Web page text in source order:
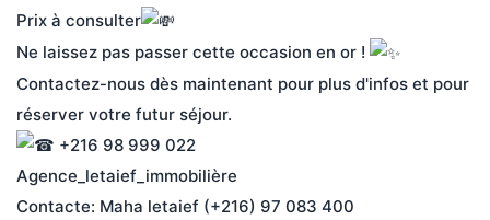
Prix à consulter
Ne laissez pas passer cette occasion en or !
Contactez-nous dès maintenant pour plus d'infos et pour
réserver votre futur séjour.
+216 98 999 022
Agence_letaief_immobilière
Contacte: Maha letaief (+216) 97 083 400